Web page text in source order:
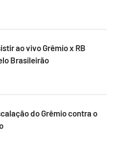
ao vivo Grêmio x RB
Brasileirão
do Grêmio contra o